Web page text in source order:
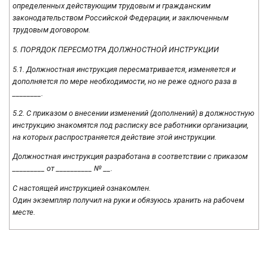
определенных действующим трудовым и гражданским
законодательством Российской Федерации, и заключенным
трудовым договором.
5. ПОРЯДОК ПЕРЕСМОТРА ДОЛЖНОСТНОЙ ИНСТРУКЦИИ
5.1. Должностная инструкция пересматривается, изменяется и
дополняется по мере необходимости, но не реже одного раза в
5.2. С приказом о внесении изменений (дополнений) в должностную
инструкцию знакомятся под расписку все работники организации,
на которых распространяется действие этой инструкции.
Должностная инструкция разработана в соответствии с приказом
_________ от __________ № __.
С настоящей инструкцией ознакомлен.
Один экземпляр получил на руки и обязуюсь хранить на рабочем
месте.